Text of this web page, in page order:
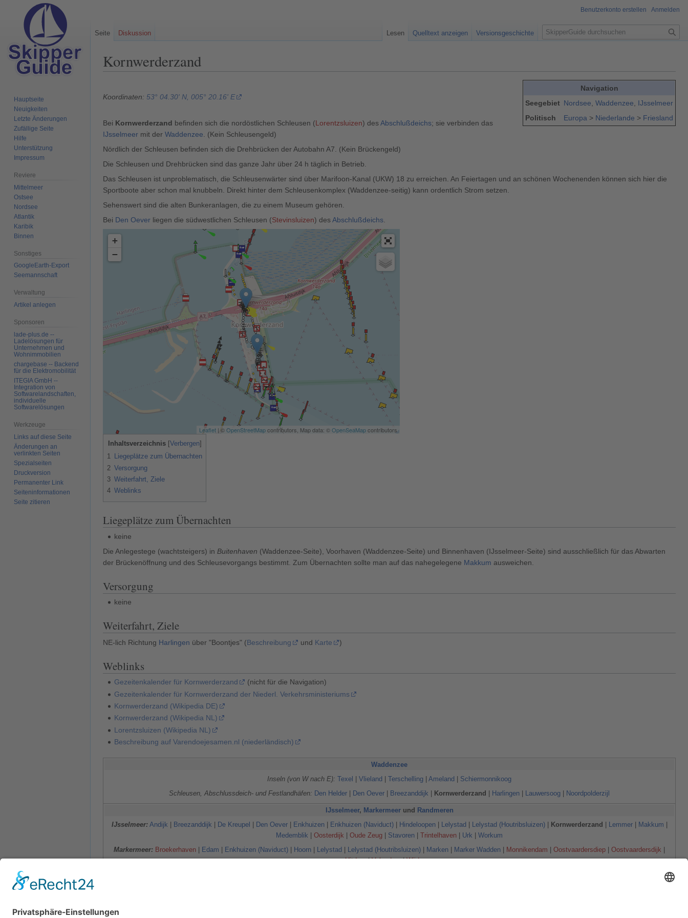
Kornwerderzand
Navigation
Suche
Navigation
Seegebiet Nordsee, Waddenzee, IJsselmeer
Politisch
Europa > Niederlande > Friesland
Koordinaten: 53° 04.30' N, 005° 20.16' E
Bei Kornwerderzand befinden sich die nordöstlichen Schleusen (Lorentzsluizen) desAbschlußdeichs; sie verbinden das
IJsselmeer mit der Waddenzee. (Kein Schleusengeld)
Nördlich der Schleusen befinden sich die Drehbrücken der Autobahn A7. (Kein Brückengeld)
Die Schleusen und Drehbrücken sind das ganze Jahr über 24 h täglich in Betrieb.
Das Schleusen ist unproblematisch, die Schleusenwärter sind über Marifoon-Kanal (UKW) 18 zu erreichen. An Feiertagen und an schönen Wochenenden können sich hier die
Sportboote aber schon mal knubbeln. Direkt hinter dem Schleusenkomplex (Waddenzee-seitig) kann ordentlich Strom setzen.
Sehenswert sind die alten Bunkeranlagen, die zu einem Museum gehören.
Bei Den Oever liegen die südwestlichen Schleusen (Stevinsluizen) desAbschlußdeichs.
+
−
Leaflet | ©OpenStreetMapcontributors, Map data: ©OpenSeaMapcontributors
Inhaltsverzeichnis
1 Liegeplätze zum Übernachten
2 Versorgung
3 Weiterfahrt, Ziele
4 Weblinks
Liegeplätze zum Übernachten
keine
Die Anlegestege (wachtsteigers) in Buitenhaven (Waddenzee-Seite), Voorhaven (Waddenzee-Seite) und Binnenhaven (IJsselmeer-Seite) sind ausschließlich für das Abwarten
der Brückenöffnung und des Schleusevorgangs bestimmt. Zum Übernachten sollte man auf das nahegelegene Makkum ausweichen.
Versorgung
keine
Weiterfahrt, Ziele
NE-lich Richtung Harlingen über "Boontjes" (Beschreibung und Karte )
Weblinks
Gezeitenkalender für Kornwerderzand
(nicht für die Navigation)
Gezeitenkalender für Kornwerderzand der Niederl. Verkehrsministeriums
Kornwerderzand (Wikipedia DE)
Kornwerderzand (Wikipedia NL)
Lorentzsluizen (Wikipedia NL)
Beschreibung auf Varendoejesamen.nl (niederländisch)
Waddenzee
Inseln (von W nach E): Texel Vlieland Terschelling Ameland
Schiermonnikoog
Schleusen, Abschlussdeich- und Festlandhäfen: Den Helder | Den Oever | Breezanddijk | Kornwerderzand | Harlingen | Lauwersoog | Noordpolderzijl
IJsselmeer, Markermeerund
Randmeren
IJsselmeer: Andijk Breezanddijk De Kreupel Den Oever| Enkhuizen| Enkhuizen (Naviduct)| Hindeloopen| Lelystad Lelystad (Houtribsluizen)| Kornwerderzand Lemmer| Makkum
Medemblik
Oosterdijk Oude Zeug Stavoren Trintelhaven Urk
Workum
Markermeer: Broekerhaven Edam Enkhuizen (Naviduct) Hoorn Lelystad Lelystad (Houtribsluizen) Marken Marker Wadden Monnikendam Oostvaardersdiep Oostvaardersdijk
Uitdam|Volendam|Wijdenes
mit
Kategorien
Benutzerkonto erstellen Anmelden
Seite Diskussion Lesen Quelltext anzeigen Versionsgeschichte
S
u
e
Hauptseite
Neuigkeiten
Letzte Änderungen
Zufällige Seite
Hilfe
Unterstützung
Impressum
Reviere
Mittelmeer
Ostsee
Nordsee
Atlantik
Karibik
Binnen
Sonstiges
GoogleEarth-Export
Seemannschaft
Verwaltung
Artikel anlegen
Sponsoren
lade-plus.de --
Ladelösungen für
Unternehmen und
Wohnimmobilien
chargebase -- Backend
für die Elektromobilität
ITEGIA GmbH --
Integration von
Softwarelandschaften,
individuelle
Softwarelösungen
Werkzeuge
Links auf diese Seite
Änderungen an
verlinkten Seiten
Spezialseiten
Druckversion
Permanenter Link
Seiten­­informationen
Seite zitieren